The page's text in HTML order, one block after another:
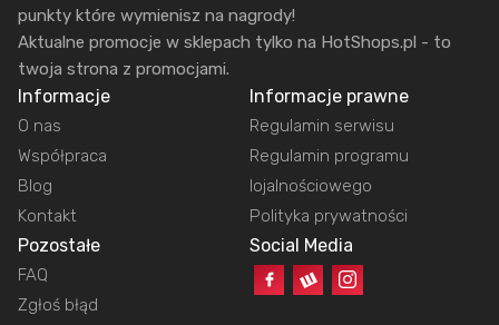
punkty które wymienisz na nagrody!
Aktualne promocje w sklepach tylko na HotShops.pl - to
twoja strona z promocjami.
Informacje
O nas
Współpraca
Blog
Kontakt
Informacje prawne
Regulamin serwisu
Regulamin programu
lojalnościowego
Polityka prywatności
Pozostałe
FAQ
Zgłoś błąd
Social Media